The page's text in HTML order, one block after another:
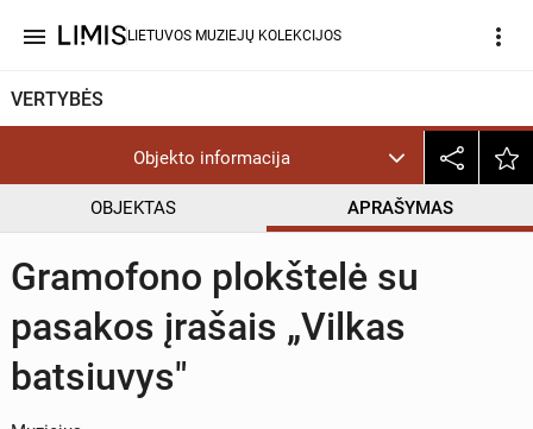
menu LIETUVOS MUZIEJŲ KOLEKCIJOS more_vert
VERTYBĖS
Objekto informacija
OBJEKTAS APRAŠYMAS
Gramofono plokštelė su
pasakos įrašais „Vilkas
batsiuvys"